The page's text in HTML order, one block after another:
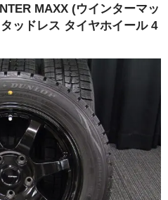
ル
ル
ル
ル
ル
ル
MAXX (ウインターマッ
ッドレス タイヤホイール 4